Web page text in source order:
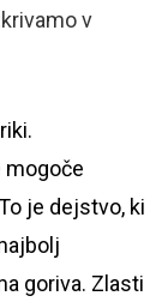
v
mogoče
je dejstvo, ki
goriva. Zlasti